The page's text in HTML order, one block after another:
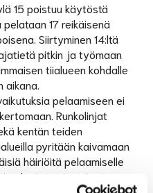
15 poistuu käytöstä
17 reikäisenä
Siirtyminen 14:ltä
pitkin ja työmaan
tiialueen kohdalle
pelaamiseen ei
Runkolinjat
kentän teiden
pyritään kaivamaan
häiriöitä pelaamiselle
pelaajat voivat joutua